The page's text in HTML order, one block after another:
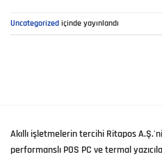
Uncategorized içinde yayınlandı
Akıllı işletmelerin tercihi Ritapos
performanslı POS PC ve termal